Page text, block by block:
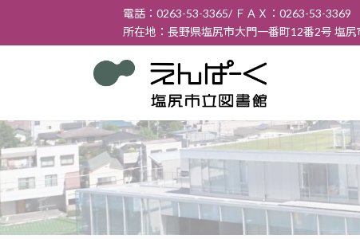
テ
ス
キ
ッ
ゲ
ン
に
移
電話：0263-53-3365/ ＦＡＸ：0263-53-3369
所在地：長野県塩尻市大門一番町12番2号 塩